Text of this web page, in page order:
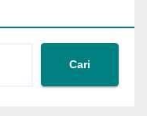
Cari